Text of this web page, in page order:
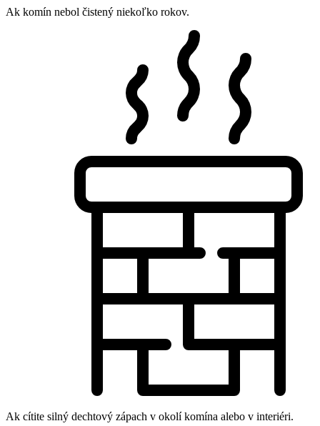
Ak komín nebol čistený niekoľko rokov.
Ak cítite silný dechtový zápach v okolí komína alebo v interiéri.